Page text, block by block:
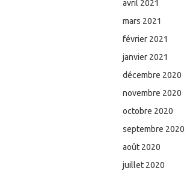
avril 2021
mars 2021
février 2021
janvier 2021
décembre 2020
novembre 2020
octobre 2020
septembre 2020
août 2020
juillet 2020